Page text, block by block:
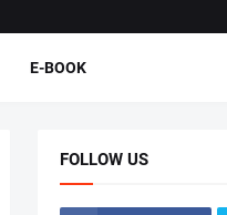
E-BOOK
FOLLOW US